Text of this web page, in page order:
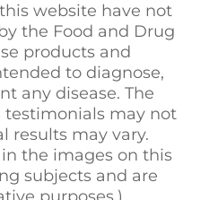
website have not
the Food and Drug
products and
to diagnose,
any disease. The
testimonials may not
results may vary.
the images on this
subjects and are